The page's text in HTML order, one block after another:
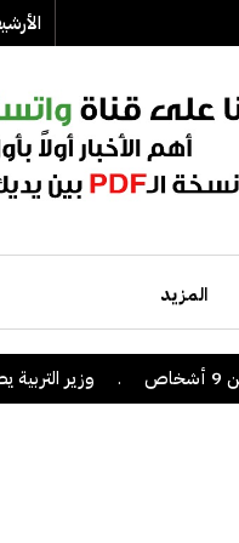
المزيد
. وزير التربية يصدر